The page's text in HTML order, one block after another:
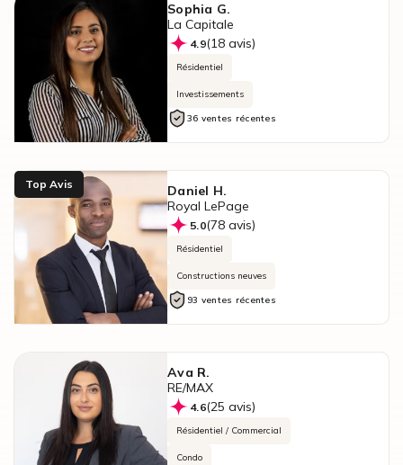
Sophia G.
La Capitale
4.9(18 avis)
Résidentiel
Investissements
36 ventes récentes
Daniel H.
Royal LePage
5.0(78 avis)
Résidentiel
Constructions neuves
93 ventes récentes
Top Avis
Ava R.
RE/MAX
4.6(25 avis)
Résidentiel / Commercial
Condo